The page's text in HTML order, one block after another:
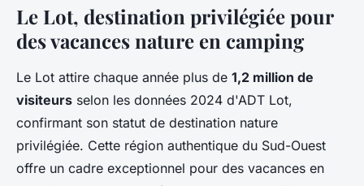
Le Lot, destination privilégiée pour
des vacances nature en camping
Le Lot attire chaque année plus de 1,2 million de
visiteurs selon les données 2024 d'ADT Lot,
confirmant son statut de destination nature
privilégiée. Cette région authentique du Sud-Ouest
offre un cadre exceptionnel pour des vacances en